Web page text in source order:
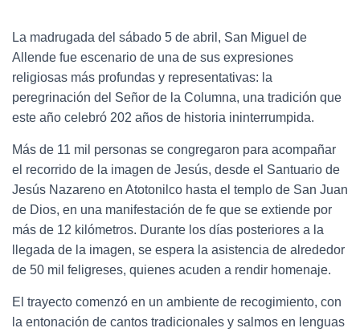
La madrugada del sábado 5 de abril, San Miguel de
Allende fue escenario de una de sus expresiones
religiosas más profundas y representativas: la
peregrinación del Señor de la Columna, una tradición que
este año celebró 202 años de historia ininterrumpida.
Más de 11 mil personas se congregaron para acompañar
el recorrido de la imagen de Jesús, desde el Santuario de
Jesús Nazareno en Atotonilco hasta el templo de San Juan
de Dios, en una manifestación de fe que se extiende por
más de 12 kilómetros. Durante los días posteriores a la
llegada de la imagen, se espera la asistencia de alrededor
de 50 mil feligreses, quienes acuden a rendir homenaje.
El trayecto comenzó en un ambiente de recogimiento, con
la entonación de cantos tradicionales y salmos en lenguas